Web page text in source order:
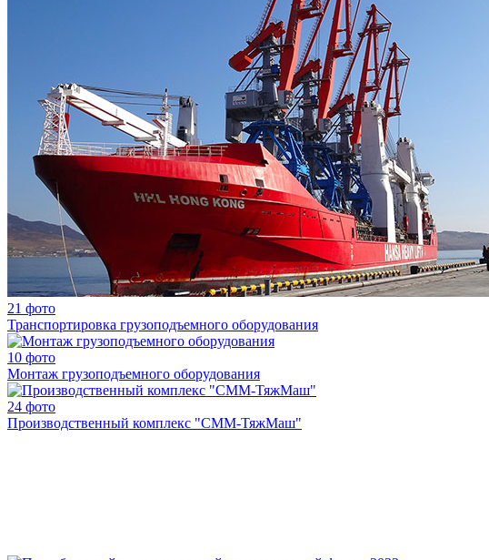
21 фото
Транспортировка грузоподъемного оборудования
10 фото
Монтаж грузоподъемного оборудования
24 фото
Производственный комплекс "СММ-ТяжМаш"